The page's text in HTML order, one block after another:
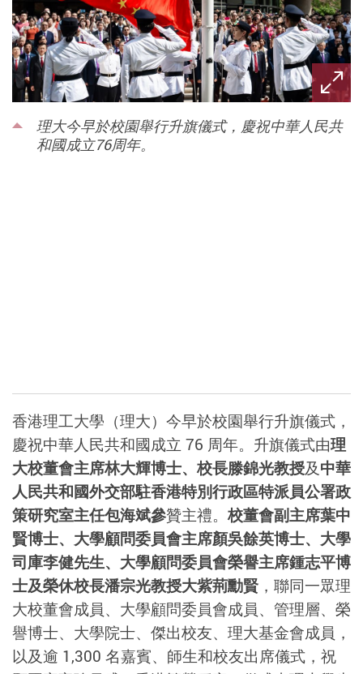
理大今早於校園舉行升旗儀式，慶祝中華人民共
和國成立76周年。
香港理工大學（理大）今早於校園舉行升旗儀式，
慶祝中華人民共和國成立 76 周年。升旗儀式由理
大校董會主席林大輝博士、校長滕錦光教授及中華
人民共和國外交部駐香港特別行政區特派員公署政
策研究室主任包海斌參贊主禮。 校董會副主席葉中
賢博士、大學顧問委員會主席顏吳餘英博士、大學
司庫李健先生、大學顧問委員會榮譽主席鍾志平博
士及榮休校長潘宗光教授大紫荊勳賢 ，聯同一眾理
大校董會成員、大學顧問委員會成員、管理層、榮
譽博士、大學院士、傑出校友、理大基金會成員，
以及逾 1,300 名嘉賓、師生和校友出席儀式，祝